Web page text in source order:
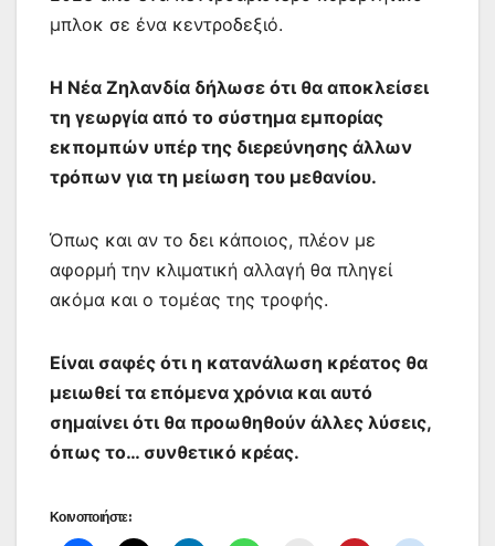
μπλοκ σε ένα κεντροδεξιό.
Η Νέα Ζηλανδία δήλωσε ότι θα αποκλείσει
τη γεωργία από το σύστημα εμπορίας
εκπομπών υπέρ της διερεύνησης άλλων
τρόπων για τη μείωση του μεθανίου.
Όπως και αν το δει κάποιος, πλέον με
αφορμή την κλιματική αλλαγή θα πληγεί
ακόμα και ο τομέας της τροφής.
Είναι σαφές ότι η κατανάλωση κρέατος θα
μειωθεί τα επόμενα χρόνια και αυτό
σημαίνει ότι θα προωθηθούν άλλες λύσεις,
όπως το… συνθετικό κρέας.
Κοινοποιήστε: